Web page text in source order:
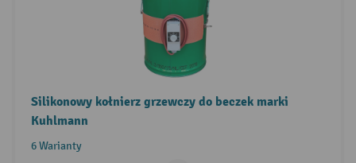
Silikonowy kołnierz grzewczy do beczek marki
Kuhlmann
6 Warianty